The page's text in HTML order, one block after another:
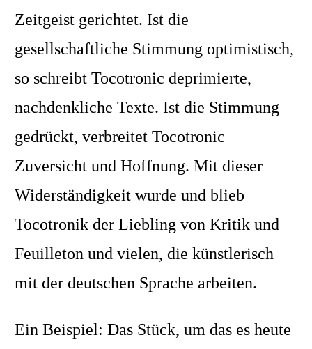
Zeitgeist gerichtet. Ist die
gesellschaftliche Stimmung optimistisch,
so schreibt Tocotronic deprimierte,
nachdenkliche Texte. Ist die Stimmung
gedrückt, verbreitet Tocotronic
Zuversicht und Hoffnung. Mit dieser
Widerständigkeit wurde und blieb
Tocotronik der Liebling von Kritik und
Feuilleton und vielen, die künstlerisch
mit der deutschen Sprache arbeiten.
Ein Beispiel: Das Stück, um das es heute